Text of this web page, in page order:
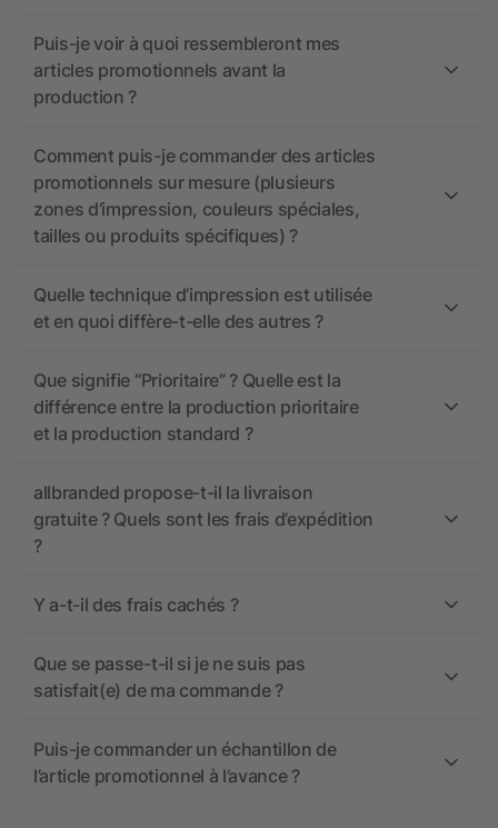
Puis-je voir à quoi ressembleront mes
articles promotionnels avant la
production ?
Comment puis-je commander des articles
promotionnels sur mesure (plusieurs
zones d’impression, couleurs spéciales,
tailles ou produits spécifiques) ?
Quelle technique d’impression est utilisée
et en quoi diffère-t-elle des autres ?
Que signifie “Prioritaire” ? Quelle est la
différence entre la production prioritaire
et la production standard ?
allbranded propose-t-il la livraison
gratuite ? Quels sont les frais d’expédition
?
Y a-t-il des frais cachés ?
Que se passe-t-il si je ne suis pas
satisfait(e) de ma commande ?
Puis-je commander un échantillon de
l’article promotionnel à l’avance ?